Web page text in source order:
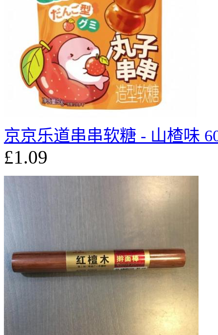
京京乐道串串软糖 - 山楂味
£1.09